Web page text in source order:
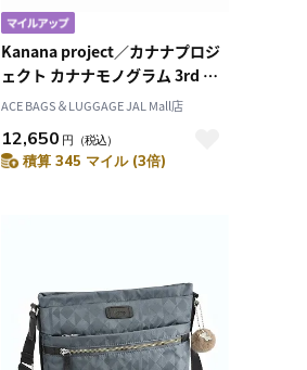
Kanana project／カナナプロジ
ェクト カナナモノグラム 3rd シ
ョルダーバッグ 11911
ACE BAGS＆LUGGAGE JAL Mall店
12,650 円 （税込）
積算 345 マイル (3倍)